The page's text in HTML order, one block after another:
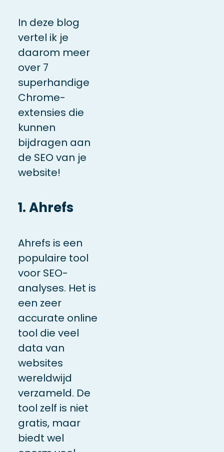
In deze blog
vertel ik je
daarom meer
over 7
superhandige
Chrome-
extensies die
kunnen
bijdragen aan
de SEO van je
website!
1. Ahrefs
Ahrefs is een
populaire tool
voor SEO-
analyses. Het is
een zeer
accurate online
tool die veel
data van
websites
wereldwijd
verzameld. De
tool zelf is niet
gratis, maar
biedt wel